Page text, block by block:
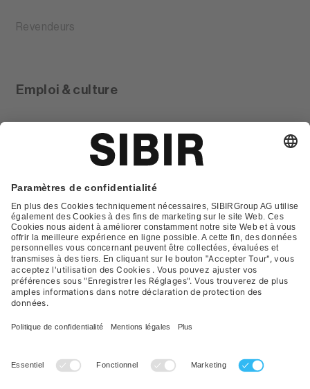
Revendeurs
Emploi & culture
Contact
FAQ
Déclaration de protection